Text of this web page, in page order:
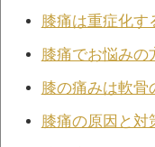
膝痛は重症化す
膝痛でお悩みの
膝の痛みは軟骨
膝痛の原因と対